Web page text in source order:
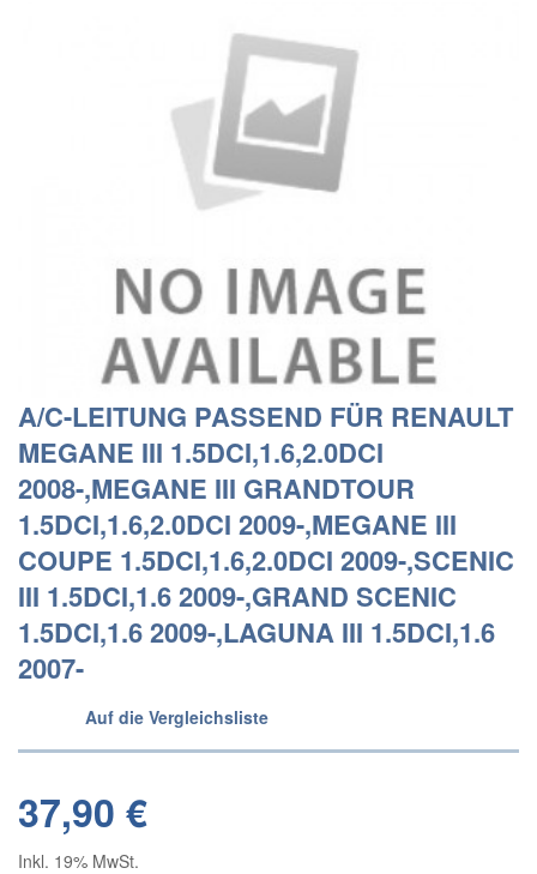
A/C-LEITUNG PASSEND FÜR RENAULT
MEGANE III 1.5DCI,1.6,2.0DCI
2008-,MEGANE III GRANDTOUR
1.5DCI,1.6,2.0DCI 2009-,MEGANE III
COUPE 1.5DCI,1.6,2.0DCI 2009-,SCENIC
III 1.5DCI,1.6 2009-,GRAND SCENIC
1.5DCI,1.6 2009-,LAGUNA III 1.5DCI,1.6
2007-
Auf die Vergleichsliste
37,90 €
Inkl. 19% MwSt.